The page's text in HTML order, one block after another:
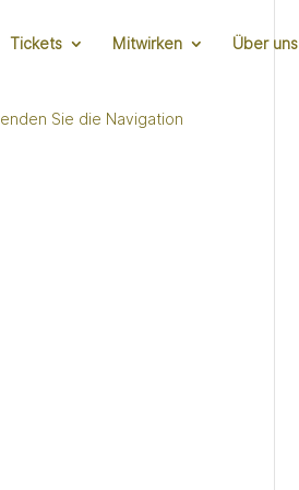
Tickets Mitwirken Über uns
Sie die Navigation